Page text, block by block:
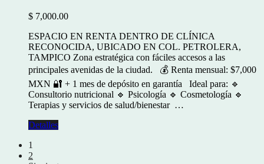
$ 7,000.00
ESPACIO EN RENTA DENTRO DE CLÍNICA
RECONOCIDA, UBICADO EN COL. PETROLERA,
TAMPICO Zona estratégica con fáciles accesos a las
principales avenidas de la ciudad. 💰 Renta mensual: $7,000
MXN 🔐 + 1 mes de depósito en garantía Ideal para: 🔹
Consultorio nutricional 🔹 Psicología 🔹 Cosmetología 🔹
Terapias y servicios de salud/bienestar …
Detalles
1
2